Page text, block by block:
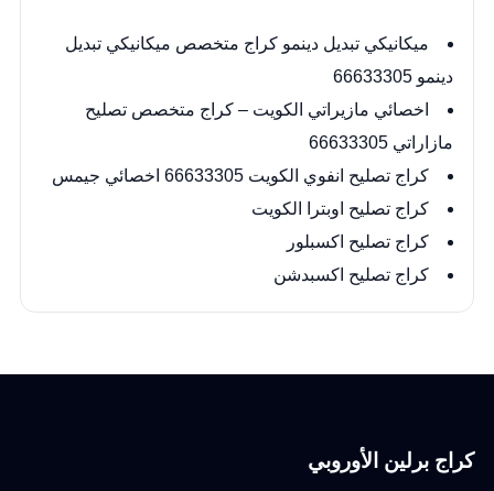
ميكانيكي تبديل دينمو كراج متخصص ميكانيكي تبديل
دينمو 66633305
اخصائي مازيراتي الكويت – كراج متخصص تصليح
مازاراتي 66633305
كراج تصليح انفوي الكويت 66633305 اخصائي جيمس
كراج تصليح اوبترا الكويت
كراج تصليح اكسبلور
كراج تصليح اكسبدشن
كراج برلين الأوروبي